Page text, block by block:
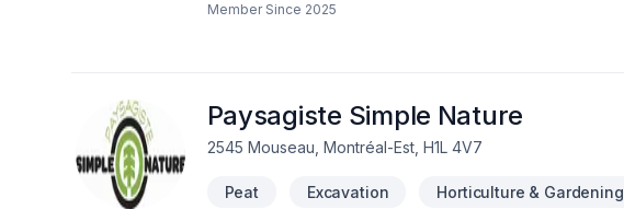
Member Since 2025
Paysagiste Simple Nature
2545 Mouseau, Montréal-Est, H1L 4V7
Peat Excavation Horticulture & Gardening